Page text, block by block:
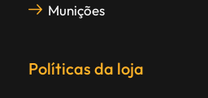
Munições
Políticas da loja